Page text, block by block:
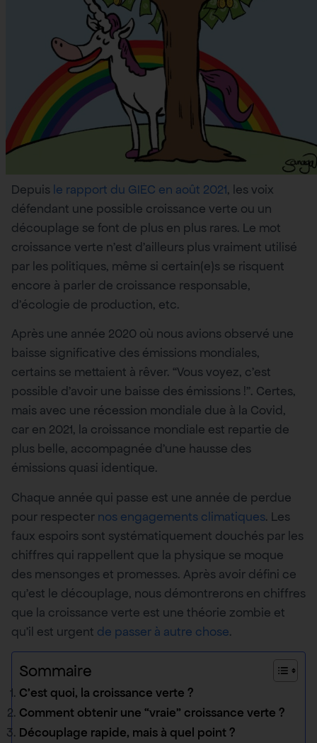
Depuis le rapport du GIEC en août 2021, les voix
défendant une possible croissance verte ou un
découplage se font de plus en plus rares. Le mot
croissance verte n’est d’ailleurs plus vraiment utilisé
par les politiques, même si certain(e)s se risquent
encore à parler de croissance responsable,
d’écologie de production, etc.
Après une année 2020 où nous avions observé une
baisse significative des émissions mondiales,
certains se mettaient à rêver. “Vous voyez, c’est
possible d’avoir une baisse des émissions !”. Certes,
mais avec une récession mondiale due à la Covid,
car en 2021, la croissance mondiale est repartie de
plus belle, accompagnée d’une hausse des
émissions quasi identique.
Chaque année qui passe est une année de perdue
pour respecter nos engagements climatiques. Les
faux espoirs sont systématiquement douchés par les
chiffres qui rappellent que la physique se moque
des mensonges et promesses. Après avoir défini ce
qu’est le découplage, nous démontrerons en chiffres
que la croissance verte est une théorie zombie et
qu’il est urgent de passer à autre chose.
Sommaire
C’est quoi, la croissance verte ?
Comment obtenir une “vraie” croissance verte ?
Découplage rapide, mais à quel point ?